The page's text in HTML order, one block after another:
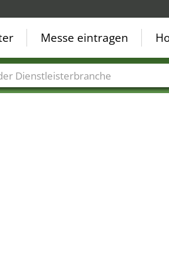
Messe eintragen
Dienstleisterbranchen